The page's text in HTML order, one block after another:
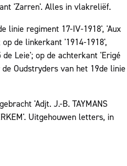
'Zarren'. Alles in vlakreliëf.
linie regiment 17-IV-1918', 'Aux
de linkerkant '1914-1918',
de Leie'; op de achterkant 'Erigé
Oudstryders van het 19de linie
'Adjt. J.-B. TAYMANS
Uitgehouwen letters, in